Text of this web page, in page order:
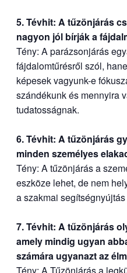
5. Tévhit: A tűzönjárás
nagyon jól bírják a
Tény: A parázsonjárás
fájdalomtűrésről szól,
képesek vagyunk-e
szándékunk és mennyira
tudatosságnak.
6. Tévhit: A tűzönjárás
minden személyes
Tény: A tűzönjárás a
eszköze lehet, de nem
a szakmai
7. Tévhit: A tűzönjárás
amely mindig ugyan
számára ugyanazt az
Tény: A Tűzönjárás a